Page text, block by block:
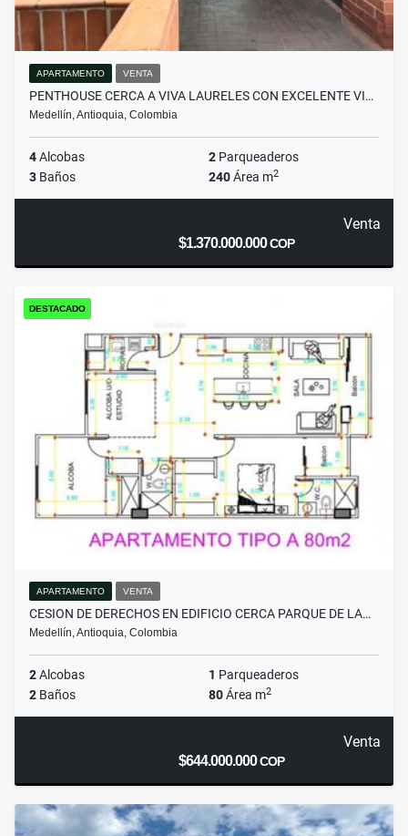
APARTAMENTO VENTA
PENTHOUSE CERCA A VIVA LAURELES CON EXCELENTE VI…
Medellín, Antioquia, Colombia
4Alcobas 2 Parqueaderos
3 Baños 240Área m2
Venta
$1.370.000.000COP
DESTACADO
APARTAMENTO VENTA
CESION DE DERECHOS EN EDIFICIO CERCA PARQUE DE LA…
Medellín, Antioquia, Colombia
2Alcobas 1 Parqueaderos
2 Baños 80Área m2
Venta
$644.000.000COP